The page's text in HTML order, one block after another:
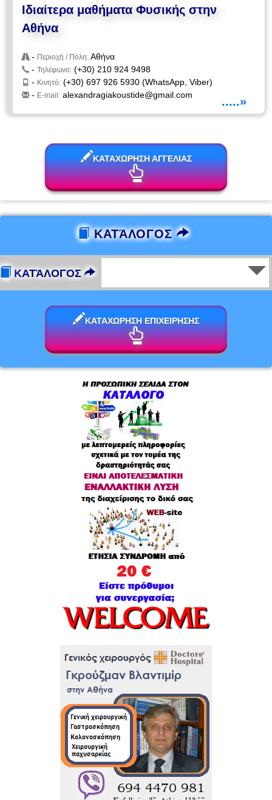
Ιδιαίτερα μαθήματα Φυσικής στην
Αθήνα
- Περιοχή / Πόλη: Αθήνα
-Τηλέφωνο: (+30) 210 924 9498
- Κινητό: (+30) 697 926 5930 (WhatsApp, Viber)
- E-mail: alexandragiakoustide@gmail.com .....»
ΚΑΤΑΧΩΡΗΣΗ ΑΓΓΕΛΙΑΣ
ΚΑΤΆΛΟΓΟΣ
ΚΑΤΆΛΟΓΟΣ
ΚΑΤΑΧΩΡΗΣΗ ΕΠΙΧΕΙΡΗΣΗΣ